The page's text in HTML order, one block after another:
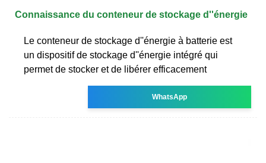
Connaissance du conteneur de stockage d''énergie
Le conteneur de stockage d''énergie à batterie est
un dispositif de stockage d''énergie intégré qui
permet de stocker et de libérer efficacement
WhatsApp